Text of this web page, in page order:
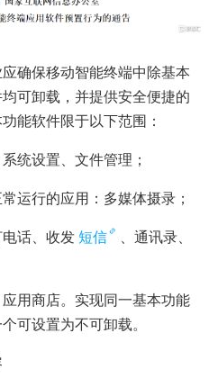
确保移动智能终端中除基本
可卸载，并提供安全便捷的
能软件限于以下范围：
统设置、文件管理；
运行的应用：多媒体摄录；
电话、收发短信
、通讯录、
用商店。实现同一基本功能
可设置为不可卸载。